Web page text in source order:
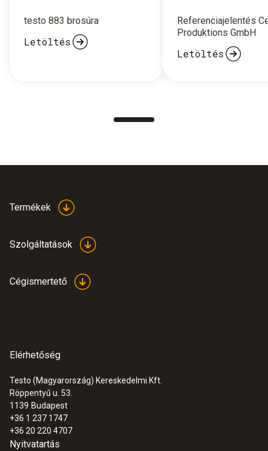
testo 883 brosúra
Letöltés
Referenciajelentés
Produktions GmbH
Letöltés
Termékek
Szolgáltatások
Cégismertető
Elérhetőség
Testo (Magyarország) Kereskedelmi Kft.
Röppentyű u. 53.
1139 Budapest
+36 1 237 1747
+36 20 220 4707
Nyitvatartás